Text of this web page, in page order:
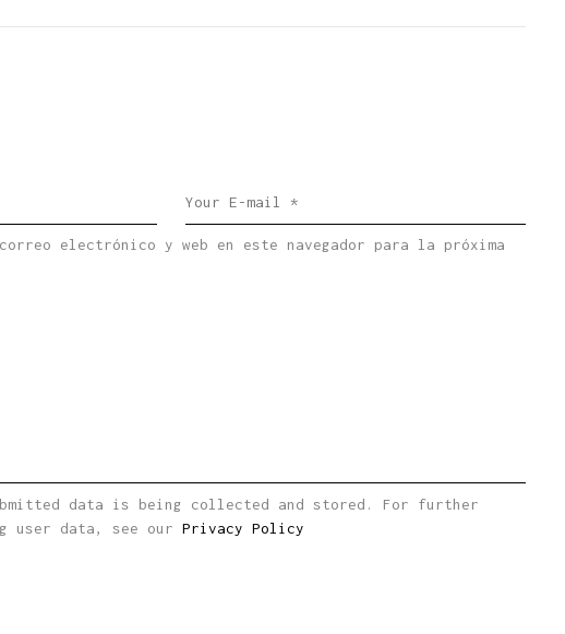
correo electrónico y web en este navegador para la próxima
data is being collected and stored. For further
user data, see our Privacy Policy